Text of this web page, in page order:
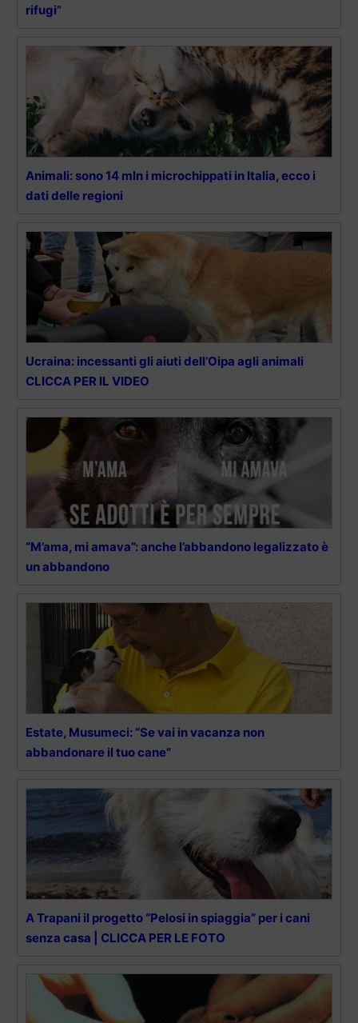
rifugi”
Animali: sono 14 mln i microchippati in Italia, ecco i
dati delle regioni
Ucraina: incessanti gli aiuti dell’Oipa agli animali
CLICCA PER IL VIDEO
“M’ama, mi amava”: anche l’abbandono legalizzato è
un abbandono
Estate, Musumeci: “Se vai in vacanza non
abbandonare il tuo cane”
A Trapani il progetto “Pelosi in spiaggia” per i cani
senza casa | CLICCA PER LE FOTO